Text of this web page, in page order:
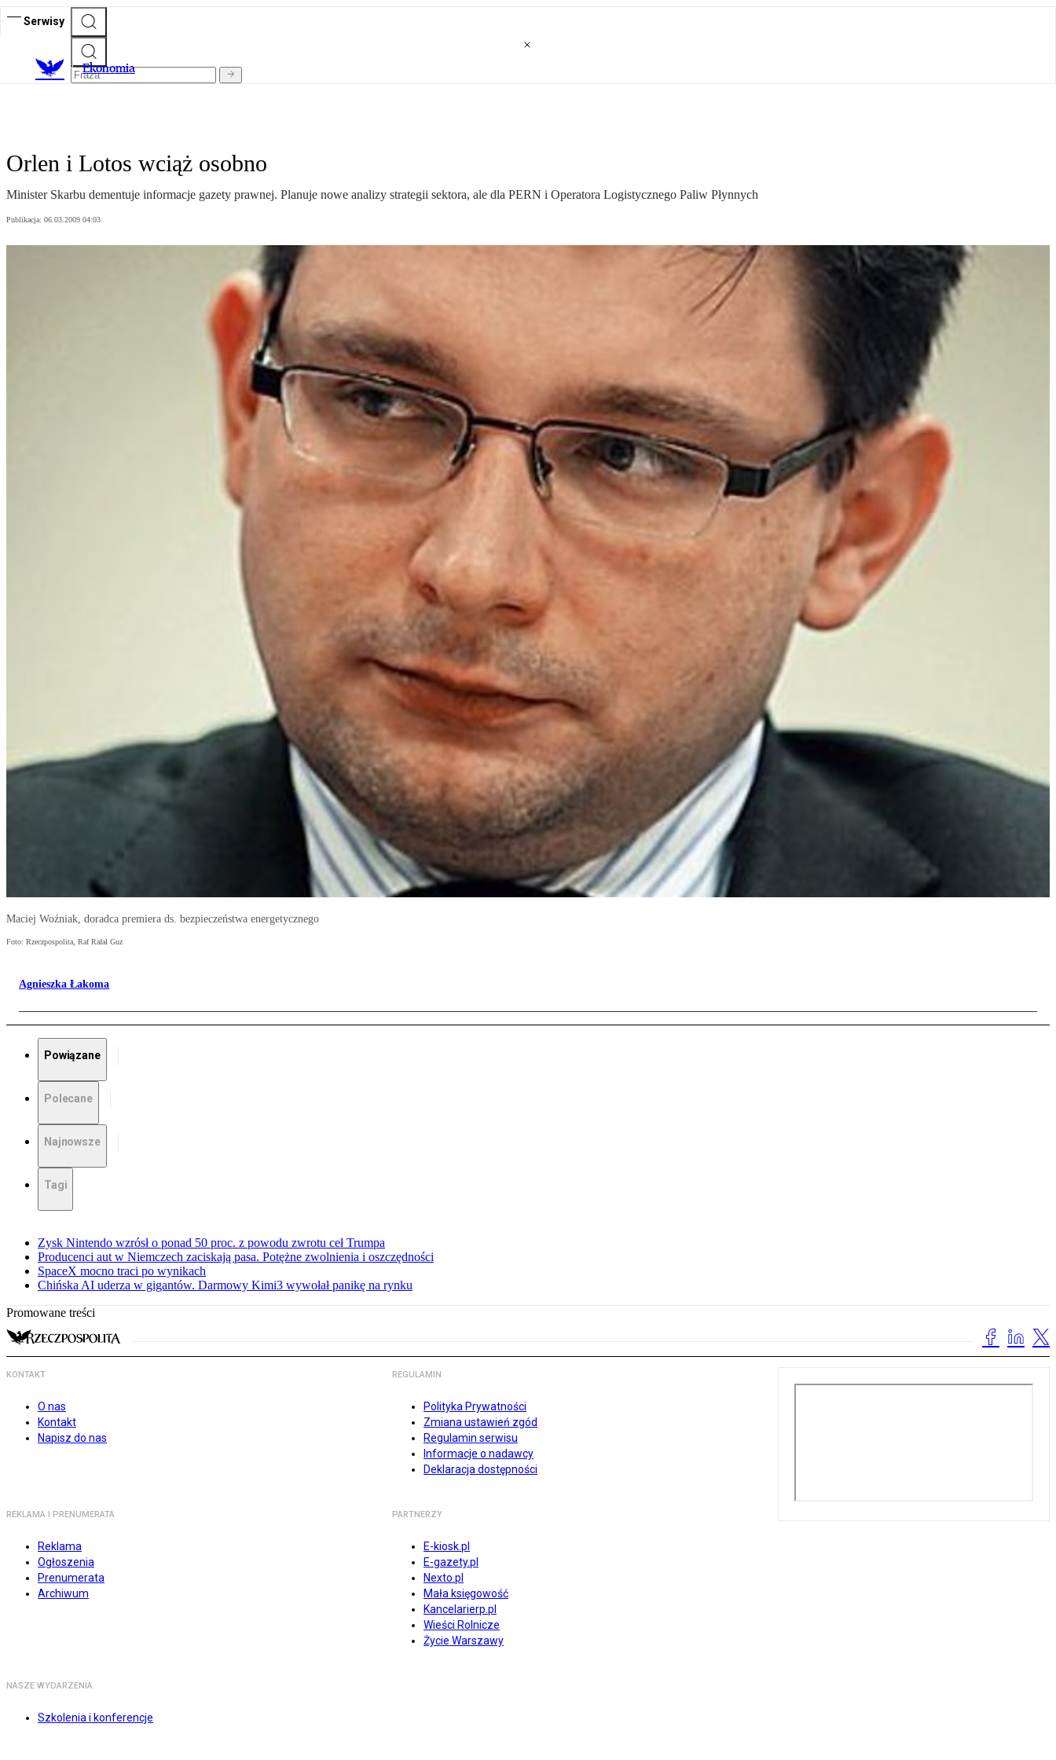
Serwisy
Ekonomia
Orlen i Lotos wciąż osobno
Minister Skarbu dementuje informacje gazety prawnej. Planuje nowe analizy strategii sektora, ale dla PERN i Operatora Logistycznego Paliw Płynnych
Publikacja: 06.03.2009 04:03
Maciej Woźniak, doradca premiera ds. bezpieczeństwa energetycznego
Foto: Rzeczpospolita, Raf Rafał Guz
Agnieszka Łakoma
Powiązane
Polecane
Najnowsze
Tagi
Zysk Nintendo wzrósł o ponad 50 proc. z powodu zwrotu ceł Trumpa
Producenci aut w Niemczech zaciskają pasa. Potężne zwolnienia i oszczędności
SpaceX mocno traci po wynikach
Chińska AI uderza w gigantów. Darmowy Kimi3 wywołał panikę na rynku
Promowane treści
KONTAKT
O nas
Kontakt
Napisz do nas
REGULAMIN
Polityka Prywatności
Zmiana ustawień zgód
Regulamin serwisu
Informacje o nadawcy
Deklaracja dostępności
REKLAMA I PRENUMERATA
Reklama
Ogłoszenia
Prenumerata
Archiwum
PARTNERZY
E-kiosk.pl
E-gazety.pl
Nexto.pl
Mała księgowość
Kancelarierp.pl
Wieści Rolnicze
Życie Warszawy
NASZE WYDARZENIA
Szkolenia i konferencje